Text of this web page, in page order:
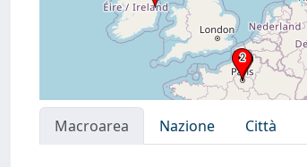
Macroarea Nazione Città